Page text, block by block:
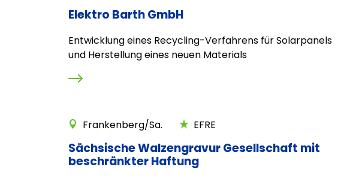
Elektro Barth GmbH
Entwicklung eines Recycling-Verfahrens für Solarpanels
und Herstellung eines neuen Materials
Frankenberg/Sa. EFRE
Sächsische Walzengravur Gesellschaft mit
beschränkter Haftung